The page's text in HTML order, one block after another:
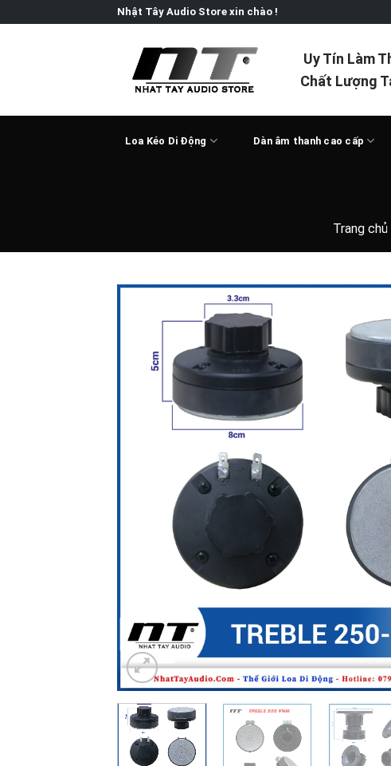
to
Nhật Tây Audio Store xin chào !
Uy Tín Làm
Chất Lượng
Loa Kéo Di Động Dàn âm thanh cao cấp
Trang chủ